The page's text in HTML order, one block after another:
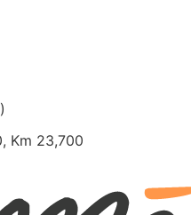
Km 23,700